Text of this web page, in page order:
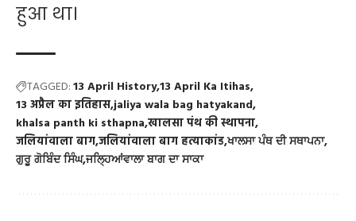
हुआ था।
TAGGED:13 April History13 April Ka Itihas
13 अप्रैल का इतिहासjaliya wala bag hatyakand
khalsa panth ki sthapna खालसा पंथ की स्थापना
जलियांवाला बागजलियांवाला बाग हत्याकांडਖਾਲਸਾ ਪੰਥ ਦੀ ਸਥਾਪਨਾ
ਗੁਰੂ ਗੋਬਿੰਦ ਸਿੰਘਜਲ੍ਹਿਆਂਵਾਲਾ ਬਾਗ ਦਾ ਸਾਕਾ